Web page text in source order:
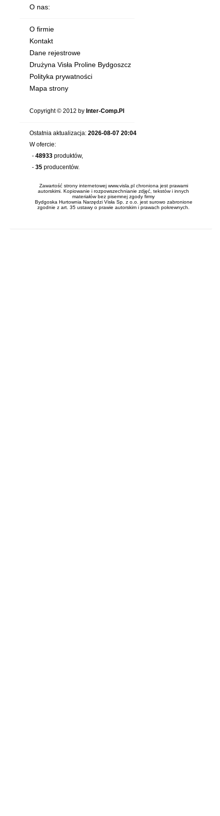
O nas:
O firmie
Kontakt
Dane rejestrowe
Drużyna Visła Proline Bydgoszcz
Polityka prywatności
Mapa strony
Copyright © 2012 by Inter-Comp.Pl
Ostatnia aktualizacja: 2026-08-07 20:04
W ofercie:
- 48933 produktów,
- 35 producentów.
Zawartość strony internetowej www.visla.pl chroniona jest prawami
autorskimi. Kopiowanie i rozpowszechnianie zdjęć, tekstów i innych
materiałów bez pisemnej zgody firmy
Bydgoska Hurtownia Narzędzi Visła Sp. z o.o. jest surowo zabronione
zgodnie z art. 35 ustawy o prawie autorskim i prawach pokrewnych.